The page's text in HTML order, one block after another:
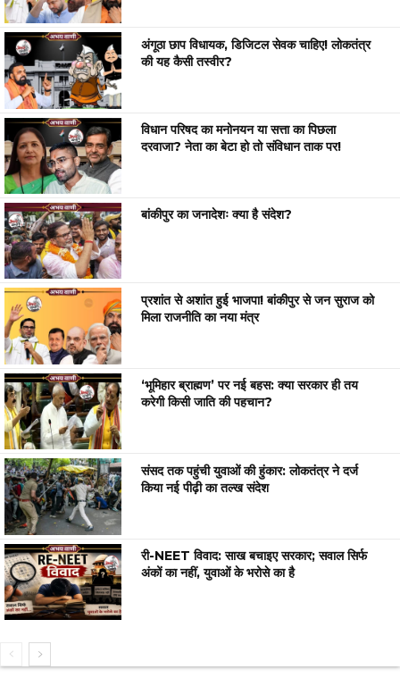
अंगूठा छाप विधायक, डिजिटल सेवक चाहिए! लोकतंत्र
की यह कैसी तस्वीर?
विधान परिषद का मनोनयन या सत्ता का पिछला
दरवाजा? नेता का बेटा हो तो संविधान ताक पर!
बांकीपुर का जनादेशः क्या है संदेश?
प्रशांत से अशांत हुई भाजपा! बांकीपुर से जन सुराज को
मिला राजनीति का नया मंत्र
‘भूमिहार ब्राह्मण’ पर नई बहस: क्या सरकार ही तय
करेगी किसी जाति की पहचान?
संसद तक पहुंची युवाओं की हुंकार: लोकतंत्र ने दर्ज
किया नई पीढ़ी का तल्ख संदेश
री-NEET विवाद: साख बचाइए सरकार; सवाल सिर्फ
अंकों का नहीं, युवाओं के भरोसे का है